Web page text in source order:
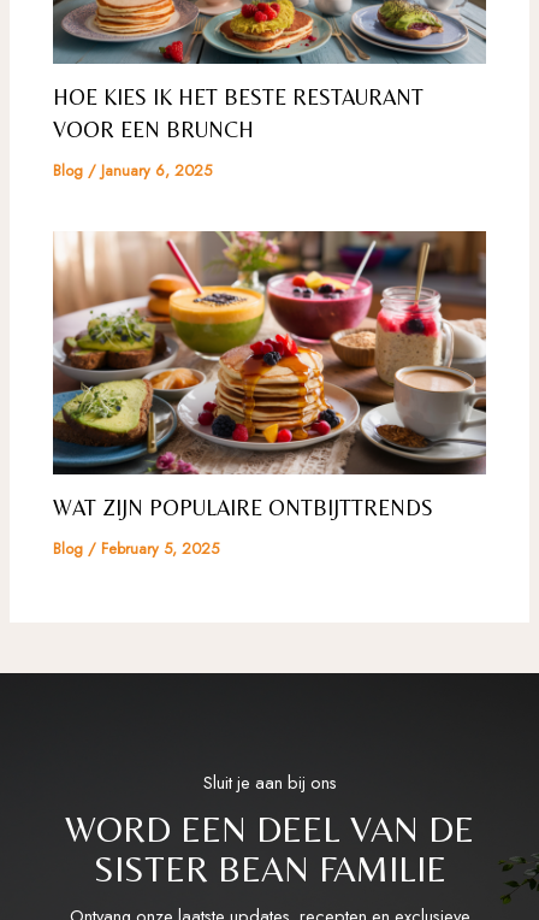
HOE KIES IK HET BESTE RESTAURANT
VOOR EEN BRUNCH
Blog /January 6, 2025
WAT ZIJN POPULAIRE ONTBIJTTRENDS
Blog /February 5, 2025
Sluit je aan bij ons
WORD EEN DEEL VAN DE
SISTER BEAN FAMILIE